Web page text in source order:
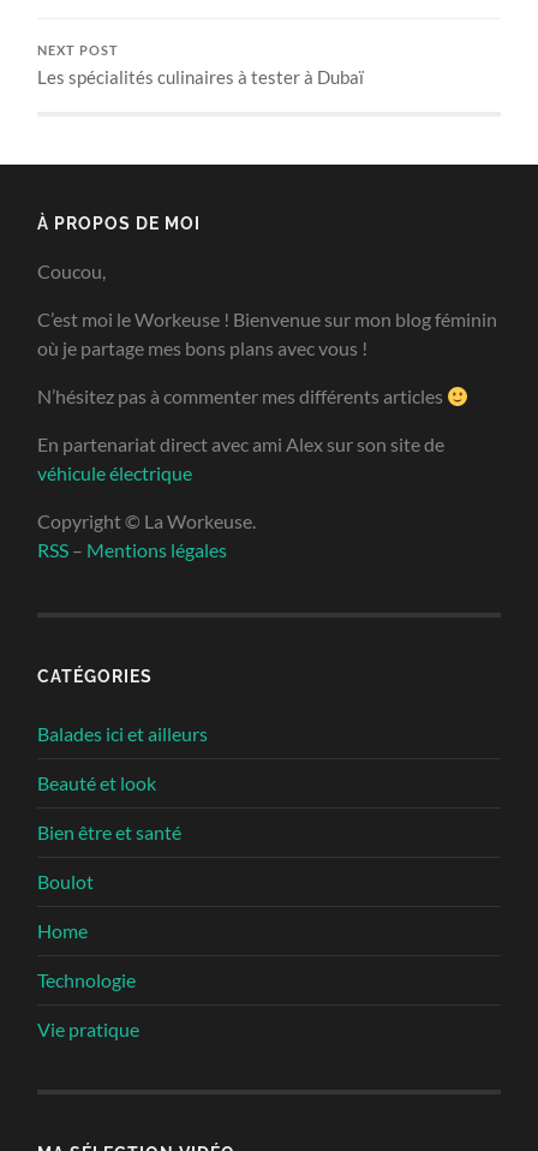
NEXT POST
Les spécialités culinaires à tester à Dubaï
À PROPOS DE MOI
Coucou,
C’est moi le Workeuse ! Bienvenue sur mon blog féminin
où je partage mes bons plans avec vous !
N’hésitez pas à commenter mes différents articles
En partenariat direct avec ami Alex sur son site de
véhicule électrique
Copyright © La Workeuse.
RSS – Mentions légales
CATÉGORIES
Balades ici et ailleurs
Beauté et look
Bien être et santé
Boulot
Home
Technologie
Vie pratique